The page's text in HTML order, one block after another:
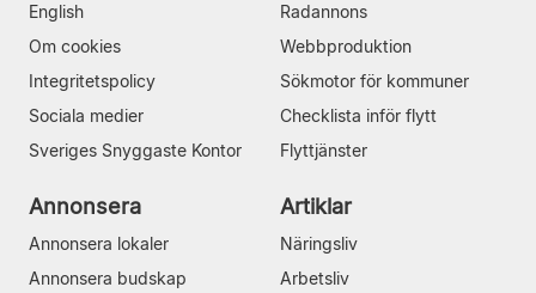
English
Om cookies
Integritetspolicy
Sociala medier
Sveriges Snyggaste Kontor
Radannons
Webbproduktion
Sökmotor för kommuner
Checklista inför flytt
Flyttjänster
Annonsera
Annonsera lokaler
Annonsera budskap
Artiklar
Näringsliv
Arbetsliv